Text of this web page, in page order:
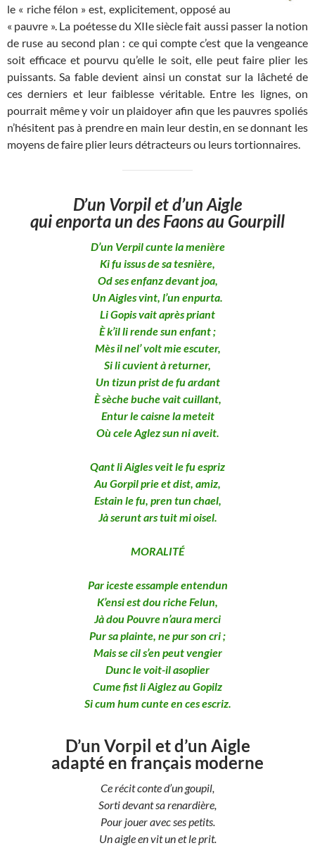
le « riche félon » est, explicitement, opposé au
« pauvre ». La poétesse du XIIe siècle fait aussi passer la notion
de ruse au second plan : ce qui compte c’est que la vengeance
soit efficace et pourvu qu’elle le soit, elle peut faire plier les
puissants. Sa fable devient ainsi un constat sur la lâcheté de
ces derniers et leur faiblesse véritable. Entre les lignes, on
pourrait même y voir un plaidoyer afin que les pauvres spoliés
n’hésitent pas à prendre en main leur destin, en se donnant les
moyens de faire plier leurs détracteurs ou leurs tortionnaires.
D’un Vorpil et d’un Aigle
qui enporta un des Faons au Gourpill
D’un Verpil cunte la menière
Ki fu issus de sa tesnière,
Od ses enfanz devant joa,
Un Aigles vint, l’un enpurta.
Li Gopis vait après priant
È k’il li rende sun enfant ;
Mès il nel’ volt mie escuter,
Si li cuvient à returner,
Un tizun prist de fu ardant
È sèche buche vait cuillant,
Entur le caisne la meteit
Où cele Aglez sun ni aveit.
Qant li Aigles veit le fu espriz
Au Gorpil prie et dist, amiz,
Estain le fu, pren tun chael,
Jà serunt ars tuit mi oisel.
MORALITÉ
Par iceste essample entendun
K’ensi est dou riche Felun,
Jà dou Pouvre n’aura merci
Pur sa plainte, ne pur son cri ;
Mais se cil s’en peut vengier
Dunc le voit-il asoplier
Cume fist li Aiglez au Gopilz
Si cum hum cunte en ces escriz.
D’un Vorpil et d’un Aigle
adapté en français moderne
Ce récit conte d’un goupil,
Sorti devant sa renardière,
Pour jouer avec ses petits.
Un aigle en vit un et le prit.